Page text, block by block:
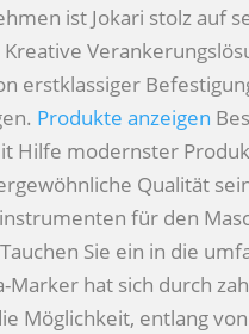
ist Jokari stolz auf
Kreative
erstklassiger
Produkte anzeigen
Hilfe modernster
Qualität
für den
Sie ein in die
Marker hat sich durch
Möglichkeit, entlang